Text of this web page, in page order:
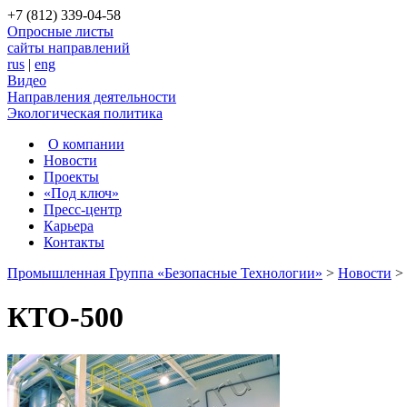
+7 (812) 339-04-58
Опросные листы
сайты направлений
rus | eng
Видео
Направления деятельности
Экологическая политика
О компании
Новости
Проекты
«Под ключ»
Пресс-центр
Карьера
Контакты
Промышленная Группа «Безопасные Технологии» > Новости >
КТО-500